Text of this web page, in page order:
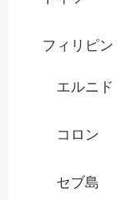
フィリピン
エルニド
コロン
セブ島